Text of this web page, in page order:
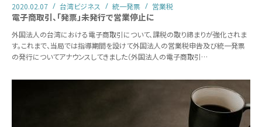
2020.02.07 台湾ビジネス 統一発票 営業税
電子商取引、「発票」未発行で営業停止に
外国法人の台湾における電子商取引について、課税の取り締まりが強化されま
す。これまで、当局では指導期間を設けて外国法人の営業税申告及び統一発票
の発行についてアナウンスしてきました（外国法人の電子商取引…